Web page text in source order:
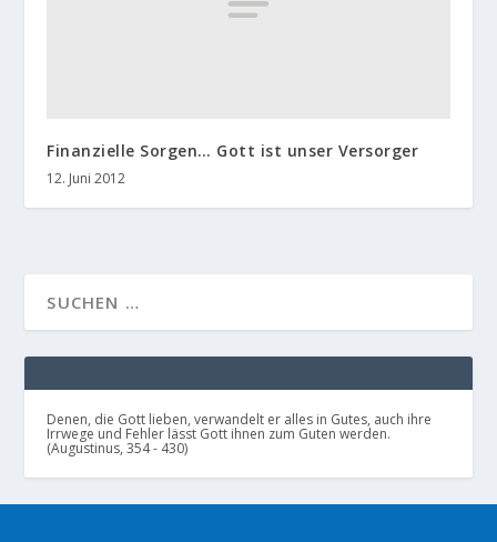
Finanzielle Sorgen… Gott ist unser Versorger
12. Juni 2012
Denen, die Gott lieben, verwandelt er alles in Gutes, auch ihre
Irrwege und Fehler lässt Gott ihnen zum Guten werden.
(Augustinus, 354 - 430)